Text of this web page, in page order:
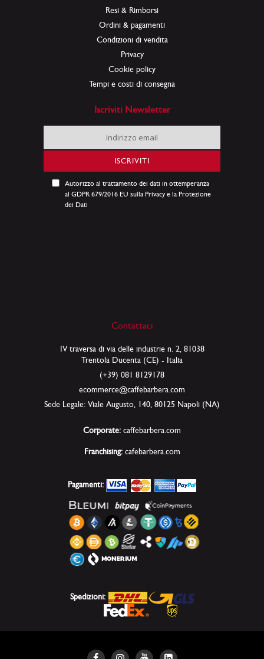
Resi & Rimborsi
Ordini & pagamenti
Condizioni di vendita
Privacy
Cookie policy
Tempi e costi di consegna
Iscriviti Newsletter
Iscriviti
alla
nostra
ISCRIVITI
Autorizzo al trattamento dei dati in ottemperanza
al GDPR 679/2016 EU sulla Privacy e la Protezione
dei Dati
Contattaci
IV traversa di via delle industrie n. 2, 81038
Trentola Ducenta (CE) - Italia
(+39) 081 8129178
ecommerce@caffebarbera.com
Sede Legale: Viale Augusto, 140, 80125 Napoli (NA)
Corporate: caffebarbera.com
Franchising: cafebarbera.com
Pagamenti:
Spedizioni: